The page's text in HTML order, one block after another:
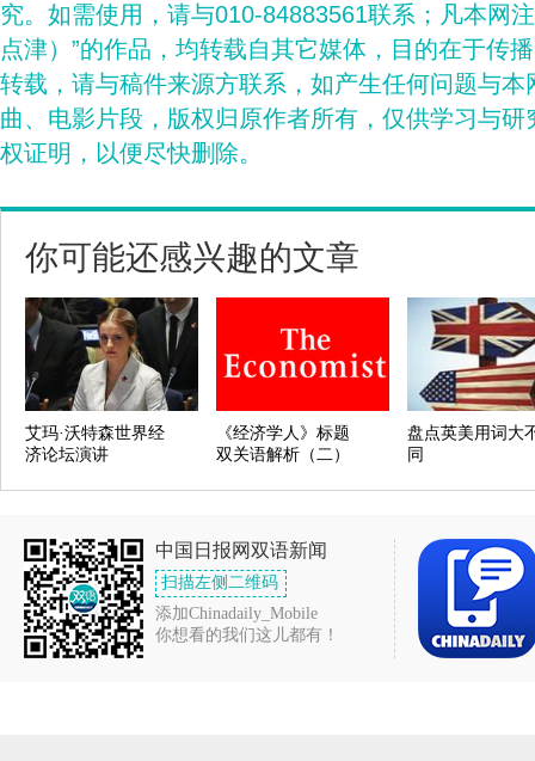
究。如需使用，请与010-84883561联系；凡本网
点津）”的作品，均转载自其它媒体，目的在于传
转载，请与稿件来源方联系，如产生任何问题与
曲、电影片段，版权归原作者所有，仅供学习与
权证明，以便尽快删除。
你可能还感兴趣的文章
艾玛·沃特森世界经
济论坛演讲
《经济学人》标题
双关语解析（二）
盘点英美用词大
同
中国日报网双语新闻
扫描左侧二维码
添加Chinadaily_Mobile
你想看的我们这儿都有！